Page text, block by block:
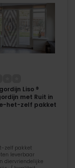
Liso ®
met Ruit in
het-zelf pakket
zelf pakket
leverbaar
diervriendelijke